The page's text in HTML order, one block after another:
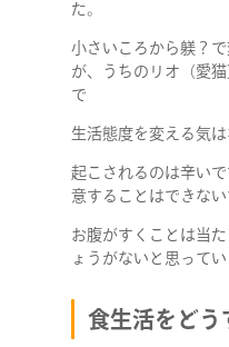
COMPANY
SERVICE
STAFF BLOG
NEWS
た。
小さいころから躾？
が、うちのリオ（愛
で
生活態度を変える気は
起こされるのは辛い
意することはできない
お腹がすくことは当
ょうがないと思ってい
食生活をどう